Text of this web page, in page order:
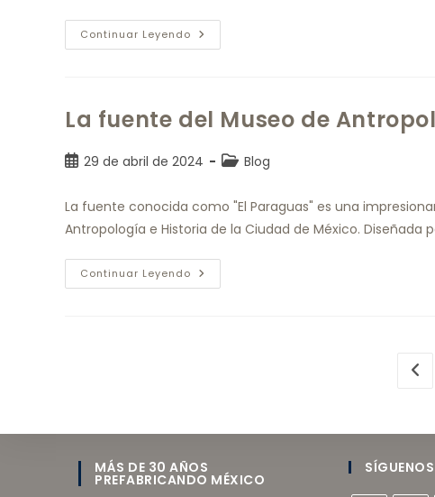
Continuar Leyendo
La fuente del Museo de
29 de abril de 2024 Blog
La fuente conocida como "El Paraguas" es una
Antropología e Historia de la Ciudad de México. Diseñada
Continuar Leyendo
MÁS DE 30 AÑOS
PREFABRICANDO MÉXICO
SÍGUENOS